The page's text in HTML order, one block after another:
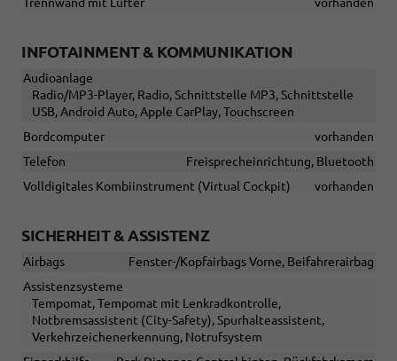
INFOTAINMENT & KOMMUNIKATION
Audioanlage
Radio/MP3-Player, Radio, Schnittstelle MP3, Schnittstelle
USB, Android Auto, Apple CarPlay, Touchscreen
Bordcomputer
vorhanden
Telefon
Freisprecheinrichtung, Bluetooth
Volldigitales Kombiinstrument (Virtual Cockpit)
vorhanden
SICHERHEIT & ASSISTENZ
Airbags
Fenster-/Kopfairbags Vorne, Beifahrerairbag
Assistenzsysteme
Tempomat, Tempomat mit Lenkradkontrolle,
Notbremsassistent (City-Safety), Spurhalteassistent,
Verkehrzeichenerkennung, Notrufsystem